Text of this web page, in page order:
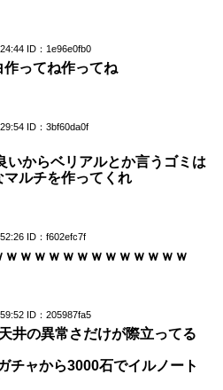
ID：1e96e0fb0
ってね作ってね
ID：3bf60da0f
いからベリアルとか言うゴミは
ルチを作ってくれ
ID：f602efc7f
ｗｗｗｗｗｗｗｗｗｗｗｗ
ID：205987fa5
井の異常さだけが際立ってる
チャから3000石でイルノート